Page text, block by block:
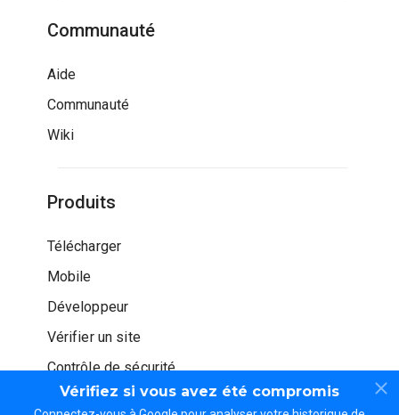
Vérifiez si vous avez été compromis
Communauté
Aide
Communauté
Wiki
Produits
Télécharger
Mobile
Développeur
Vérifier un site
Contrôle de sécurité